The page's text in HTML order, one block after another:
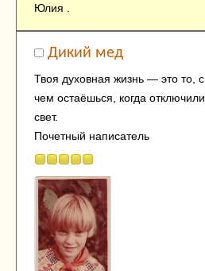
Юлия .
Дикий мед
Твоя духовнaя жизнь — это тo, с
чем остaёшься, когда отключили
свет.
Почетный написатель